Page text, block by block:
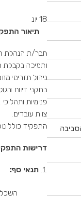
18 יונ
תיאור
חבר/ת הנהלת
ותמיכה בקבלת
ניהול תזרימי
בתקני דיווח
צוות עובדים.
התפקיד כולל
דרישות
תנאי סף: